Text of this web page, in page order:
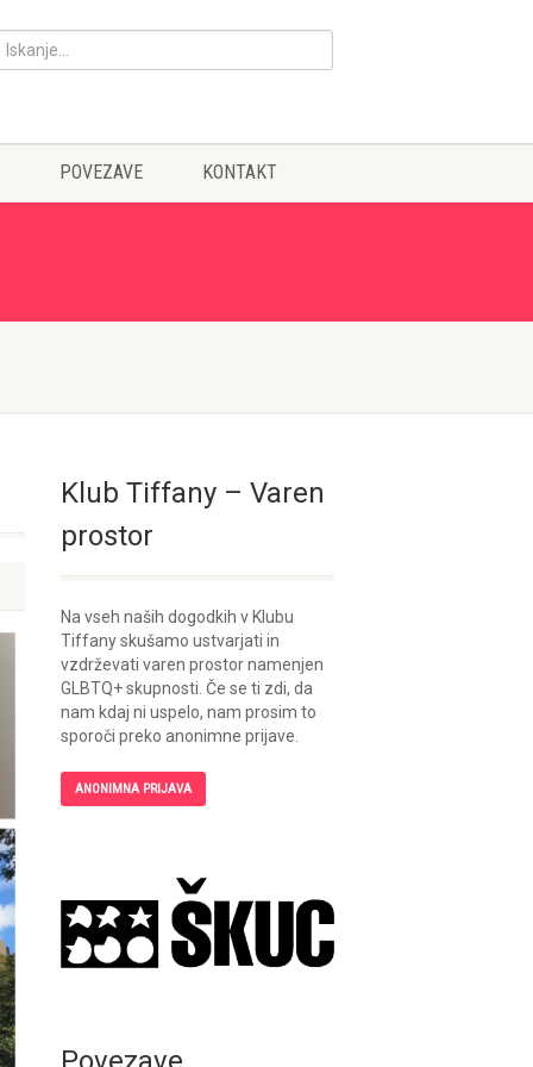
POVEZAVE KONTAKT
Klub Tiffany – Varen
prostor
Na vseh naših dogodkih v Klubu
Tiffany skušamo ustvarjati in
vzdrževati varen prostor namenjen
GLBTQ+ skupnosti. Če se ti zdi, da
nam kdaj ni uspelo, nam prosim to
sporoči preko anonimne prijave.
ANONIMNA PRIJAVA